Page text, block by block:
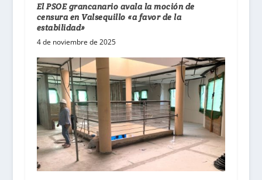
El PSOE grancanario avala la moción de
censura en Valsequillo «a favor de la
estabilidad»
4 de noviembre de 2025